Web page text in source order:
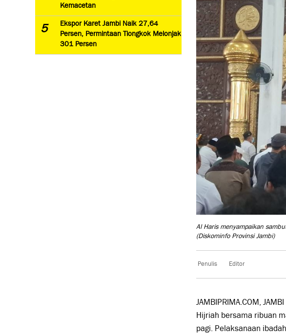
Kemacetan
5
Ekspor Karet Jambi Naik 27,64
Persen, Permintaan Tiongkok Melonjak
301 Persen
Al Haris menyampaikan
(Diskominfo Provinsi Jambi)
Penulis Editor
JAMBIPRIMA.COM,
Hijriah bersama ribuan
pagi. Pelaksanaan